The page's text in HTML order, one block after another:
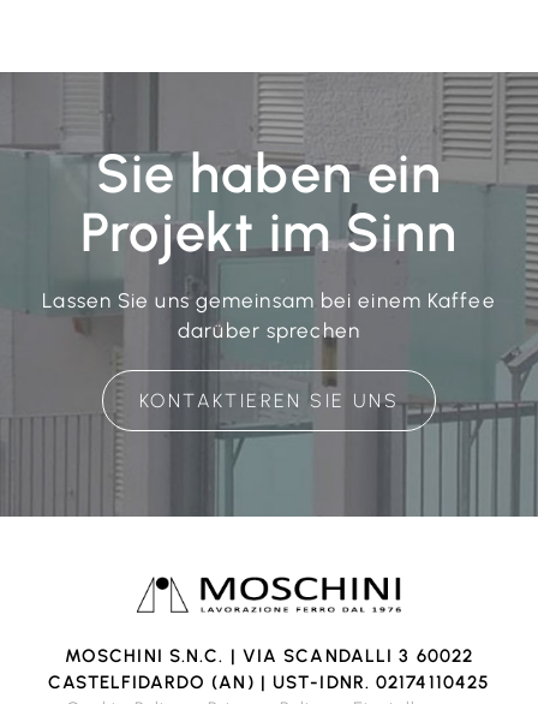
Sie haben ein
Projekt im Sinn
Lassen Sie uns gemeinsam bei einem Kaffee
darüber sprechen
KONTAKTIEREN SIE UNS
MOSCHINI S.N.C. | VIA SCANDALLI 3 60022
CASTELFIDARDO (AN) | UST-IDNR. 02174110425